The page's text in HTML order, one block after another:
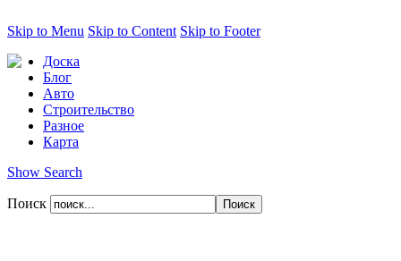
Skip to Menu Skip to Content Skip to Footer
Доска
Блог
Авто
Строительство
Разное
Карта
Show Search
Поиск